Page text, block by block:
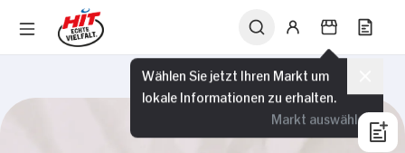
Wählen Sie jetzt Ihren Markt um
lokale Informationen zu erhalten.
Markt auswählen